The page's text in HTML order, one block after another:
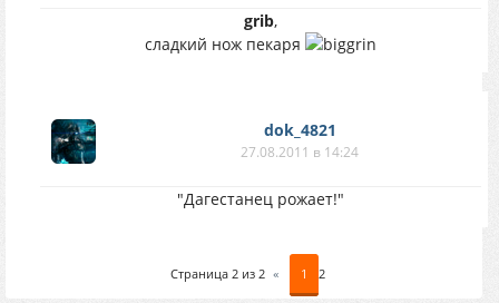
grib,
сладкий нож пекаря
dok_4821
27.08.2011 в 14:24
"Дагестанец рожает!"
Страница 2 из 2 « 1 2